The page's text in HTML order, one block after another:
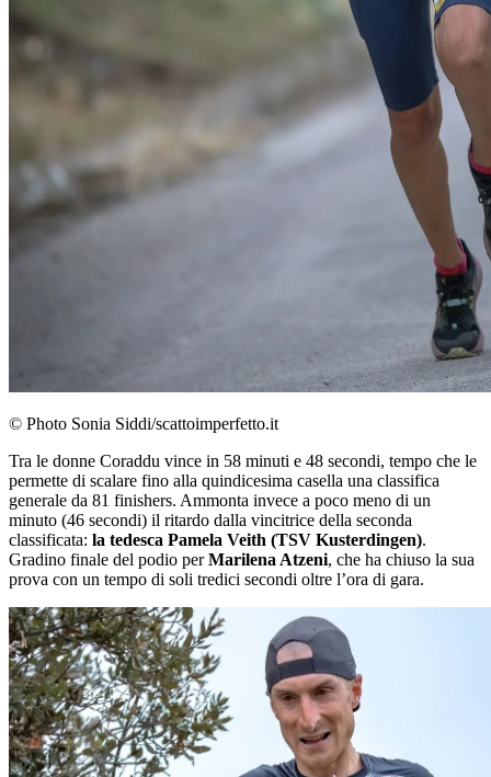
© Photo Sonia Siddi/scattoimperfetto.it
Tra le donne Coraddu vince in 58 minuti e 48 secondi, tempo che le
permette di scalare fino alla quindicesima casella una classifica
generale da 81 finishers. Ammonta invece a poco meno di un
minuto (46 secondi) il ritardo dalla vincitrice della seconda
classificata: la tedesca Pamela Veith (TSV Kusterdingen).
Gradino finale del podio perMarilena Atzeni, che ha chiuso la sua
prova con un tempo di soli tredici secondi oltre l’ora di gara.